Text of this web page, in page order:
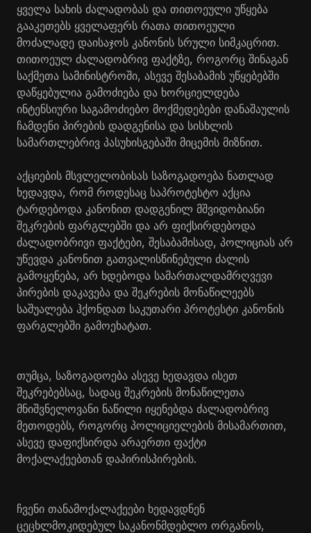
ყველა სახის ძალადობას და თითოეული უწყება
გააკეთებს ყველაფერს რათა თითოეული
მოძალადე დაისაჯოს კანონის სრული სიმკაცრით.
თითოეულ ძალადობრივ ფაქტზე, როგორც შინაგან
საქმეთა სამინისტროში, ასევე შესაბამის უწყებებში
დაწყებულია გამოძიება და ხორციელდება
ინტენსიური საგამოძიებო მოქმედებები დანაშაულის
ჩამდენი პირების დადგენისა და სისხლის
სამართლებრივ პასუხისგებაში მიცემის მიზნით.
აქციების მსვლელობისას საზოგადოება ნათლად
ხედავდა, რომ როდესაც საპროტესტო აქცია
ტარდებოდა კანონით დადგენილ მშვიდობიანი
შეკრების ფარგლებში და არ ფიქსირდებოდა
ძალადობრივი ფაქტები, შესაბამისად, პოლიციას არ
უწევდა კანონით გათვალისწინებული ძალის
გამოყენება, არ ხდებოდა სამართალდამრღვევი
პირების დაკავება და შეკრების მონაწილეებს
საშუალება ჰქონდათ საკუთარი პროტესტი კანონის
ფარგლებში გამოეხატათ.
თუმცა, საზოგადოება ასევე ხედავდა ისეთ
შეკრებებსაც, სადაც შეკრების მონაწილეთა
მნიშვნელოვანი ნაწილი იყენებდა ძალადობრივ
მეთოდებს, როგორც პოლიციელების მისამართით,
ასევე დაფიქსირდა არაერთი ფაქტი
მოქალაქეებთან დაპირისპირების.
ჩვენი თანამოქალაქეები ხედავდნენ
ცეცხლმოკიდებულ საკანონმდებლო ორგანოს,